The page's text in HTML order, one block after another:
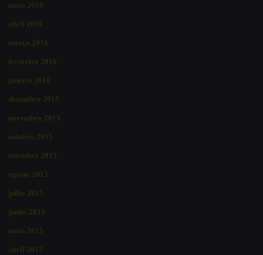
maio 2016
abril 2016
março 2016
fevereiro 2016
janeiro 2016
dezembro 2015
novembro 2015
outubro 2015
setembro 2015
agosto 2015
julho 2015
junho 2015
maio 2015
abril 2015